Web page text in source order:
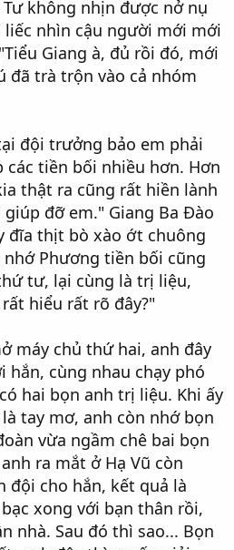
không nhịn được nở nụ
nhìn cậu người mới mới
Giang à, đủ rồi đó, mới
đã trà trộn vào cả nhóm
đội trưởng bảo em phải
tiền bối nhiều hơn. Hơn
thật ra cũng rất hiền lành
đỡ em." Giang Ba Đào
đĩa thịt bò xào ớt chuông
nhớ Phương tiền bối cũng
tư, lại cùng là trị liệu,
hiểu rất rõ đây?"
máy chủ thứ hai, anh đây
hắn, cùng nhau chạy phó
hai bọn anh trị liệu. Khi ấy
tay mơ, anh còn nhớ bọn
vừa ngầm chê bai bọn
ra mắt ở Hạ Vũ còn
đội cho hắn, kết quả là
xong với bạn thân rồi,
nhà. Sau đó thì sao... Bọn